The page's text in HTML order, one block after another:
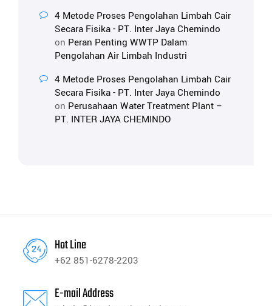
4 Metode Proses Pengolahan Limbah Cair
Secara Fisika - PT. Inter Jaya Chemindo
on Peran Penting WWTP Dalam
Pengolahan Air Limbah Industri
4 Metode Proses Pengolahan Limbah Cair
Secara Fisika - PT. Inter Jaya Chemindo
on Perusahaan Water Treatment Plant –
PT. INTER JAYA CHEMINDO
Hot Line
+62 851-6278-2203
E-mail Address